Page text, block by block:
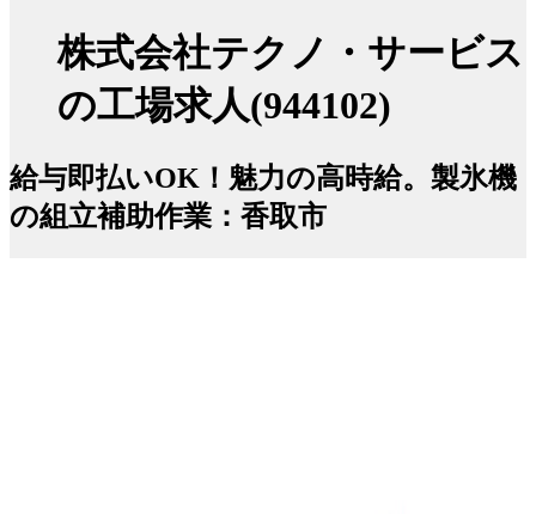
株式会社テクノ・サービス
の工場求人(944102)
給与即払いOK！魅力の高時給。製氷機
の組立補助作業：香取市